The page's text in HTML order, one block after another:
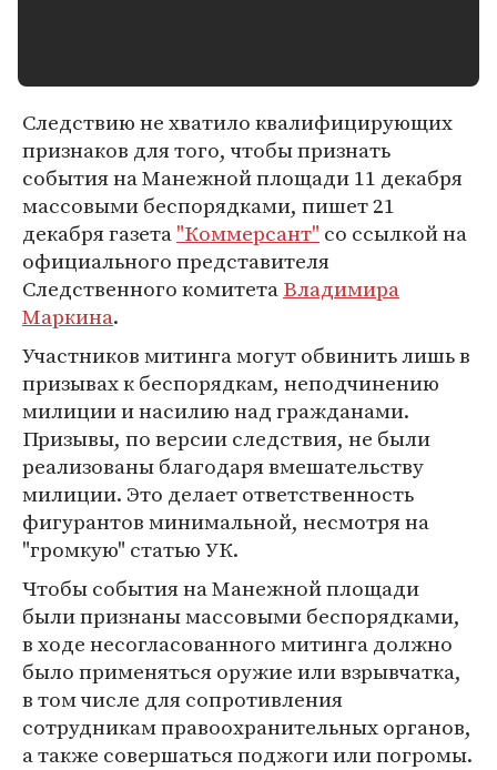
Следствию не хватило квалифицирующих
признаков для того, чтобы признать
события на Манежной площади 11 декабря
массовыми беспорядками, пишет 21
декабря газета"Коммерсант" со ссылкой на
официального представителя
Следственного комитетаВладимира
Маркина.
Участников митинга могут обвинить лишь в
призывах к беспорядкам, неподчинению
милиции и насилию над гражданами.
Призывы, по версии следствия, не были
реализованы благодаря вмешательству
милиции. Это делает ответственность
фигурантов минимальной, несмотря на
"громкую" статью УК.
Чтобы события на Манежной площади
были признаны массовыми беспорядками,
в ходе несогласованного митинга должно
было применяться оружие или взрывчатка,
в том числе для сопротивления
сотрудникам правоохранительных органов,
а также совершаться поджоги или погромы.